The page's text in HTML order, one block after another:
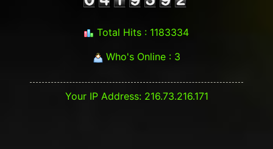
Total Hits : 1183334
Who's Online : 3
Your IP Address: 216.73.216.171